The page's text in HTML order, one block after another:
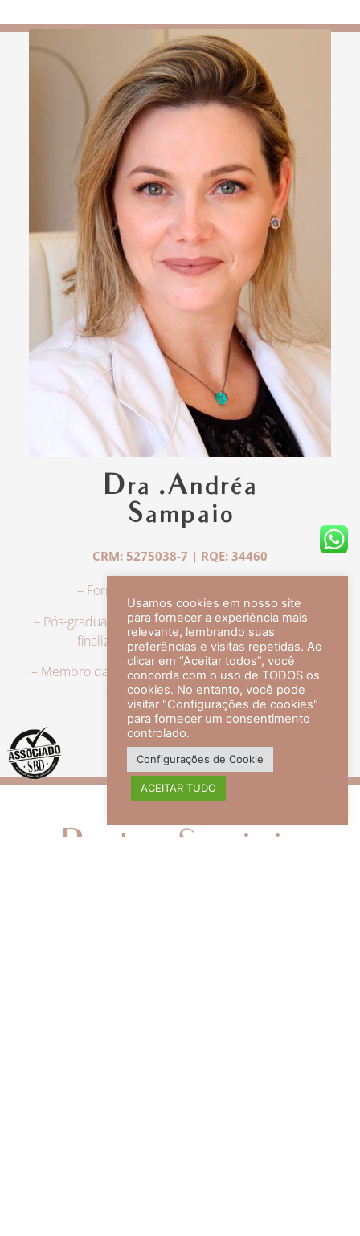
Dra .Andréa
Sampaio
CRM: 5275038-7 | RQE: 34460
– Formação em Medicina pela UFRJ.
– Pós-graduação em Dermatologia pela UFRJ, tendo
finalizado a especialização em 2007.
– Membro da Sociedade Brasileira de Dermatologia,
com título de especialista.
veja mais +
Redes Sociais
Usamos cookies em nosso site
para fornecer a experiência mais
relevante, lembrando suas
preferências e visitas repetidas. Ao
clicar em “Aceitar todos”, você
concorda com o uso de TODOS os
cookies. No entanto, você pode
visitar "Configurações de cookies"
para fornecer um consentimento
controlado.
Configurações de Cookie
ACEITAR TUDO